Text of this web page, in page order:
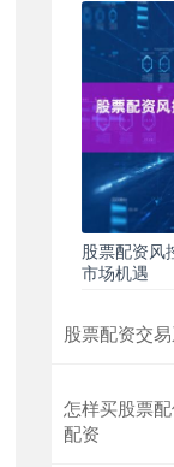
股票配资风
市场机遇
股票配资交
怎样买股票
配资